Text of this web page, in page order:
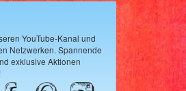
YouTube-Kanal und
Netzwerken. Spannende
exklusive Aktionen